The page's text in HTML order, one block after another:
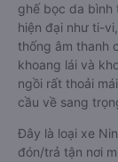
ghế bọc da bình
hiện đại như ti-
thống âm thanh
khoang lái và
ngồi rất thoải
cầu về sang
Đây là loại xe
đón/trả tận nơi